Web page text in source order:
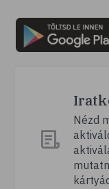
# galagonya
# multivitamin
# köröm
# ginzeng
# folsav
# kollagén
# vízhajtó
Nézd